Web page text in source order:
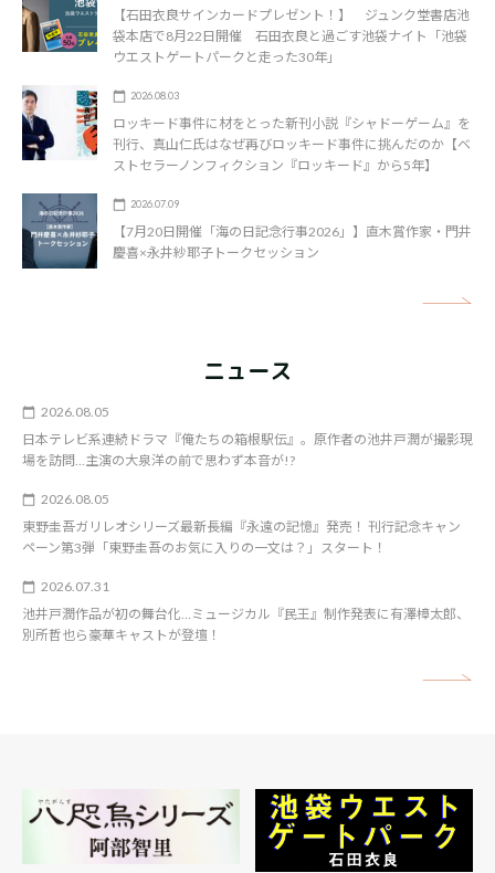
【石田衣良サインカードプレゼント！】 ジュンク堂書店池
袋本店で8月22日開催 石田衣良と過ごす池袋ナイト「池袋
ウエストゲートパークと走った30年」
2026.08.03
ロッキード事件に材をとった新刊小説『シャドーゲーム』を
刊行、真山仁氏はなぜ再びロッキード事件に挑んだのか【ベ
ストセラーノンフィクション『ロッキード』から5年】
2026.07.09
【7月20日開催「海の日記念行事2026」】直木賞作家・門井
慶喜×永井紗耶子トークセッション
ニュース
2026.08.05
日本テレビ系連続ドラマ『俺たちの箱根駅伝』。原作者の池井戸潤が撮影現
場を訪問…主演の大泉洋の前で思わず本音が!?
2026.08.05
東野圭吾ガリレオシリーズ最新長編『永遠の記憶』発売！ 刊行記念キャン
ペーン第3弾「東野圭吾のお気に入りの一文は？」スタート！
2026.07.31
池井戸潤作品が初の舞台化…ミュージカル『民王』制作発表に有澤樟太郎、
別所哲也ら豪華キャストが登壇！